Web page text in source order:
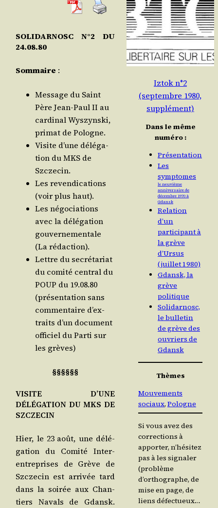
SOLIDARNOSC N°2 DU
24.08.80
Som­maire :
Mes­sage du Saint
Père Jean-Paul II au
car­di­nal Wys­zyns­ki,
pri­mat de Pologne.
Visite d’une délé­ga­
tion du MKS de
Szczecin.
Les reven­di­ca­tions
(voir plus haut).
Les négo­cia­tions
avec la délé­ga­tion
gou­ver­ne­men­tale
(La rédaction).
Lettre du secré­ta­riat
du comi­té cen­tral du
POUP du 19.08.80
(pré­sen­ta­tion sans
com­men­taire d’ex­
traits d’un docu­ment
offi­ciel du Par­ti sur
les grèves)
§§§§§§
VISITE D’UNE
DÉLÉGATION DU MKS DE
SZCZECIN
Hier, le 23 août, une délé­
ga­tion du Comi­té Inter-
entre­prises de Grève de
Szc­ze­cin est arri­vée tard
dans la soi­rée aux Chan­
tiers Navals de Gdansk.
Iztok n°2
(septembre 1980,
supplément)
Dans le même
numéro :
Présentation
Les
symptomes
le neuvième
anniversaire de
décembre 1970 à
Gdansk
Relation
d’un
participant à
la grève
d’Ursus
(juillet 1980)
Gdansk, la
grève
politique
Solidarnosc,
le bulletin
de grève des
ouvriers de
Gdansk
Thèmes
Mouvements
sociaux, Pologne
Si vous avez des
corrections à
apporter, n’hésitez
pas à les signaler
(problème
d’orthographe, de
mise en page, de
liens défectueux…